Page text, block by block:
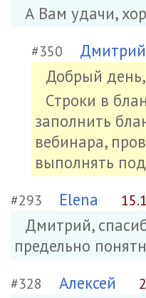
А Вам удачи,
#350
Добрый
Строки в
заполнить
вебинара,
выполнять
#293 Elena
Дмитрий,
предельно
#328 Алексей